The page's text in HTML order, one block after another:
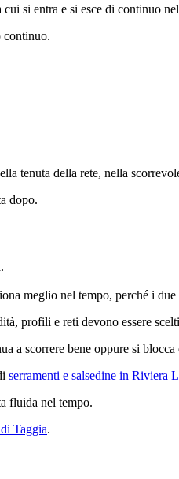
cui si entra e si esce di continuo
continuo.
tenuta della rete, nella
dopo.
meglio nel tempo, perché i
profili e reti devono essere
a scorrere bene oppure si blocca
serramenti e salsedine in Riviera
fluida nel tempo.
Taggia.